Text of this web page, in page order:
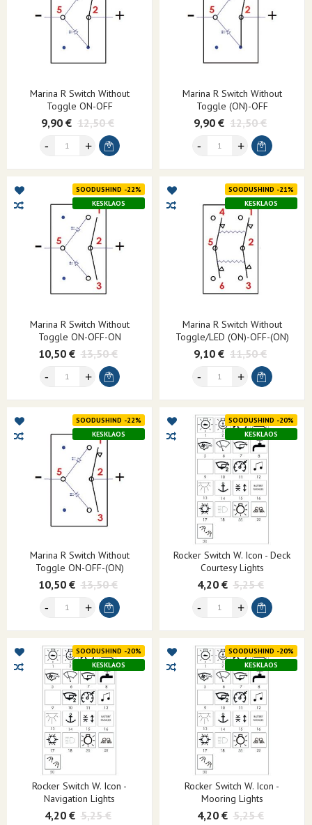
Marina R Switch Without
Toggle ON-OFF
9,90 € 12,50 €
Marina R Switch Without
Toggle (ON)-OFF
9,90 € 12,50 €
SOODUSHIND -22%
KESKLAOS
Marina R Switch Without
Toggle ON-OFF-ON
10,50 € 13,50 €
SOODUSHIND -21%
KESKLAOS
Marina R Switch Without
Toggle/LED (ON)-OFF-(ON)
9,10 € 11,50 €
SOODUSHIND -22%
KESKLAOS
Marina R Switch Without
Toggle ON-OFF-(ON)
10,50 € 13,50 €
SOODUSHIND -20%
KESKLAOS
Rocker Switch W. Icon - Deck
Courtesy Lights
4,20 € 5,25 €
SOODUSHIND -20%
KESKLAOS
Rocker Switch W. Icon -
Navigation Lights
4,20 € 5,25 €
SOODUSHIND -20%
KESKLAOS
Rocker Switch W. Icon -
Mooring Lights
4,20 € 5,25 €